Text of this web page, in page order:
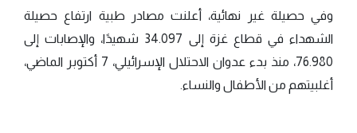
وفي حصيلة غير نهائية، أعلنت مصادر طبية ارتفاع حصيلة
الشهداء في قطاع غزة إلى 34.097 شهيدًا، والإصابات إلى
76.980، منذ بدء عدوان الاحتلال الإسرائيلي، 7 أكتوبر الماضي،
أغلبيتهم من الأطفال والنساء.